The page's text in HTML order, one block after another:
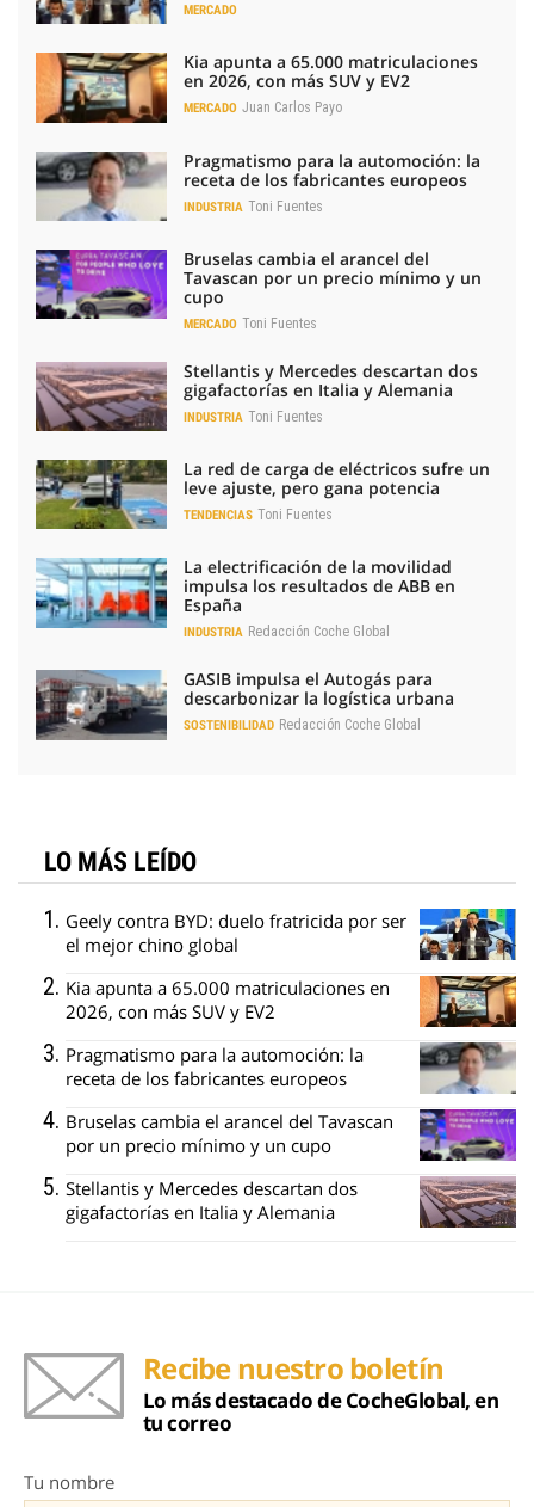
MERCADO
Kia apunta a 65.000 matriculaciones
en 2026, con más SUV y EV2
MERCADO Juan Carlos Payo
Pragmatismo para la automoción: la
receta de los fabricantes europeos
INDUSTRIA Toni Fuentes
Bruselas cambia el arancel del
Tavascan por un precio mínimo y un
cupo
MERCADO Toni Fuentes
Stellantis y Mercedes descartan dos
gigafactorías en Italia y Alemania
INDUSTRIA Toni Fuentes
La red de carga de eléctricos sufre un
leve ajuste, pero gana potencia
TENDENCIAS Toni Fuentes
La electrificación de la movilidad
impulsa los resultados de ABB en
España
INDUSTRIA Redacción Coche Global
GASIB impulsa el Autogás para
descarbonizar la logística urbana
SOSTENIBILIDAD Redacción Coche Global
LO MÁS LEÍDO
Geely contra BYD: duelo fratricida por ser
el mejor chino global
Kia apunta a 65.000 matriculaciones en
2026, con más SUV y EV2
Pragmatismo para la automoción: la
receta de los fabricantes europeos
Bruselas cambia el arancel del Tavascan
por un precio mínimo y un cupo
Stellantis y Mercedes descartan dos
gigafactorías en Italia y Alemania
Recibe nuestro boletín
Lo más destacado de CocheGlobal, en
tu correo
Tu nombre